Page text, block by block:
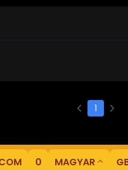
1
0 MAGYAR